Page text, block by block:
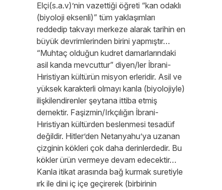
Elçi(s.a.v)’nin vazettiği öğreti “kan odaklı
(biyoloji eksenli)” tüm yaklaşımları
reddedip takvayı merkeze alarak tarihin en
büyük devrimlerinden birini yapmıştır…
“Muhtaç olduğun kudret damarlarındaki
asil kanda mevcuttur” diyen/ler İbrani-
Hıristiyan kültürün misyon erleridir. Asil ve
yüksek karakterli olmayı kanla (biyolojiyle)
ilişkilendirenler şeytana ittiba etmiş
demektir. Faşizmin/Irkçılığın İbrani-
Hıristiyan kültürden beslenmesi tesadüf
değildir. Hitler’den Netanyahu’ya uzanan
çizginin kökleri çok daha derinlerdedir. Bu
kökler ürün vermeye devam edecektir…
Kanla itikat arasında bağ kurmak suretiyle
ırk ile dini iç içe geçirerek (birbirinin